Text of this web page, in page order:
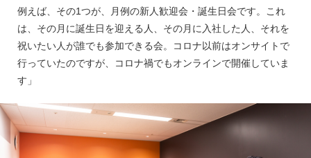
例えば、その1つが、月例の新人歓迎会・誕生日会です。これ
は、その月に誕生日を迎える人、その月に入社した人、それを
祝いたい人が誰でも参加できる会。コロナ以前はオンサイトで
行っていたのですが、コロナ禍でもオンラインで開催していま
す」